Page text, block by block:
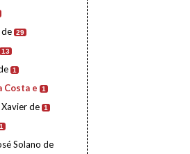
29
13
1
Costa e 1
de 1
1
Solano de